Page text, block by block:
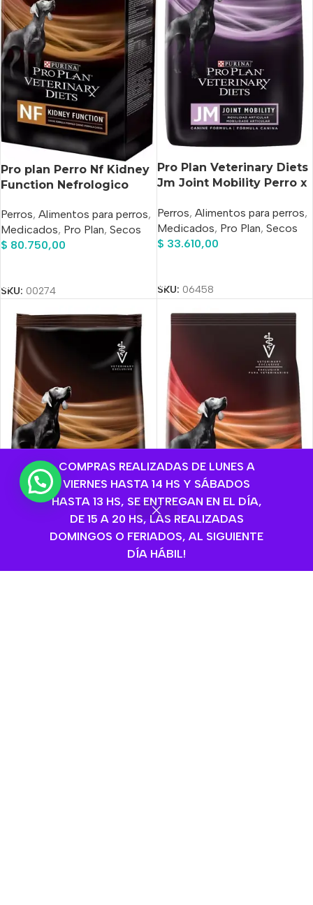
COMPRAS REALIZADAS DE LUNES A
VIERNES HASTA 14 HS Y SÁBADOS
HASTA 13 HS, SE ENTREGAN EN EL DÍA,
DE 15 A 20 HS, LAS REALIZADAS
DOMINGOS O FERIADOS, AL SIGUIENTE
DÍA HÁBIL!
Pro plan Perro Nf Kidney
Function Nefrologico
Perros, Alimentos para perros,
Medicados, Pro Plan, Secos
$ 80.750,00
SKU: 00274
Pro Plan Veterinary Diets
Jm Joint Mobility Perro x
Perros, Alimentos para perros,
Medicados, Pro Plan, Secos
$ 33.610,00
SKU: 06458